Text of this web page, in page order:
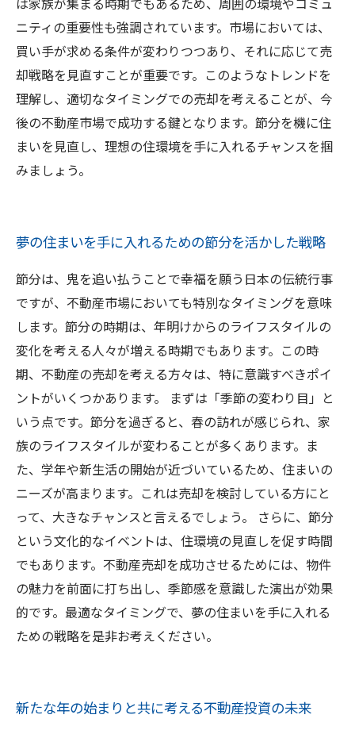
ニティの重要性も強調されています。市場においては、
買い手が求める条件が変わりつつあり、それに応じて売
却戦略を見直すことが重要です。このようなトレンドを
理解し、適切なタイミングでの売却を考えることが、今
後の不動産市場で成功する鍵となります。節分を機に住
まいを見直し、理想の住環境を手に入れるチャンスを掴
みましょう。
夢の住まいを手に入れるための節分を活かした戦略
節分は、鬼を追い払うことで幸福を願う日本の伝統行事
ですが、不動産市場においても特別なタイミングを意味
します。節分の時期は、年明けからのライフスタイルの
変化を考える人々が増える時期でもあります。この時
期、不動産の売却を考える方々は、特に意識すべきポイ
ントがいくつかあります。 まずは「季節の変わり目」と
いう点です。節分を過ぎると、春の訪れが感じられ、家
族のライフスタイルが変わることが多くあります。ま
た、学年や新生活の開始が近づいているため、住まいの
ニーズが高まります。これは売却を検討している方にと
って、大きなチャンスと言えるでしょう。 さらに、節分
という文化的なイベントは、住環境の見直しを促す時間
でもあります。不動産売却を成功させるためには、物件
の魅力を前面に打ち出し、季節感を意識した演出が効果
的です。最適なタイミングで、夢の住まいを手に入れる
ための戦略を是非お考えください。
新たな年の始まりと共に考える不動産投資の未来